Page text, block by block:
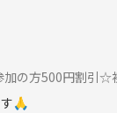
500円割引☆初心者さんお一人様大
🙏